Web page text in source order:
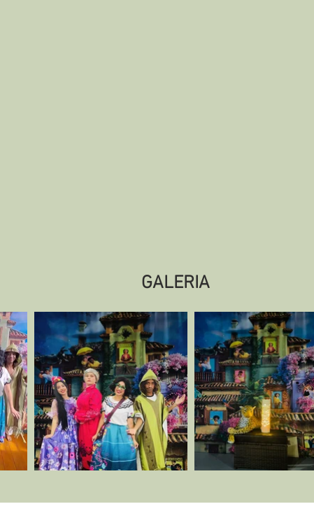
GALERIA